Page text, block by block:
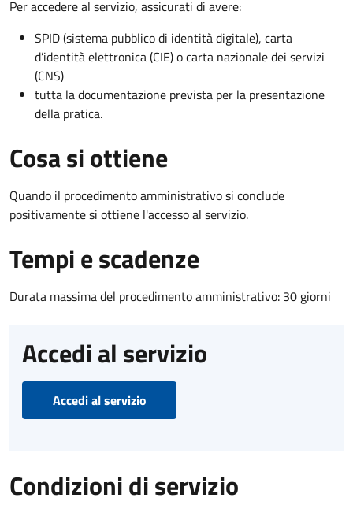
Per accedere al servizio, assicurati di avere:
SPID (sistema pubblico di identità digitale), carta
d’identità elettronica (CIE) o carta nazionale dei servizi
(CNS)
tutta la documentazione prevista per la presentazione
della pratica.
Cosa si ottiene
Quando il procedimento amministrativo si conclude
positivamente si ottiene l'accesso al servizio.
Tempi e scadenze
Durata massima del procedimento amministrativo: 30 giorni
Accedi al servizio
Accedi al servizio
Condizioni di servizio